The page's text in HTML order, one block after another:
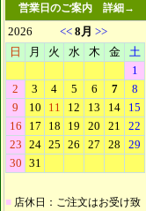
営業日のご案内 詳細→
■ 店休日：ご注文はお受け致